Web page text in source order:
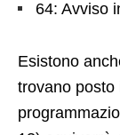
64: Avviso
Esistono
trovano posto